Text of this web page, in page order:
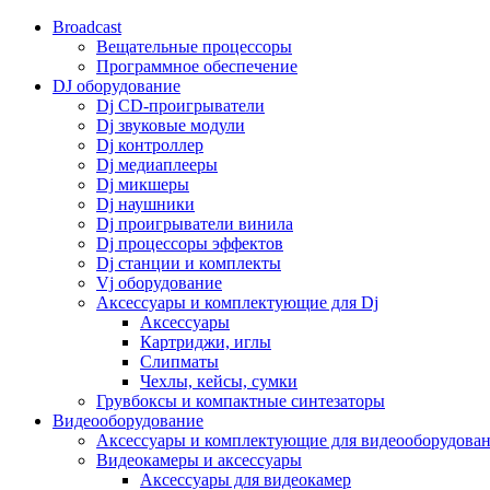
Broadcast
Вещательные процессоры
Программное обеспечение
DJ оборудование
Dj CD-проигрыватели
Dj звуковые модули
Dj контроллер
Dj медиаплееры
Dj микшеры
Dj наушники
Dj проигрыватели винила
Dj процессоры эффектов
Dj станции и комплекты
Vj оборудование
Аксессуары и комплектующие для Dj
Аксессуары
Картриджи, иглы
Слипматы
Чехлы, кейсы, сумки
Грувбоксы и компактные синтезаторы
Видеооборудование
Аксессуары и комплектующие для
Видеокамеры и аксессуары
Аксессуары для видеокамер